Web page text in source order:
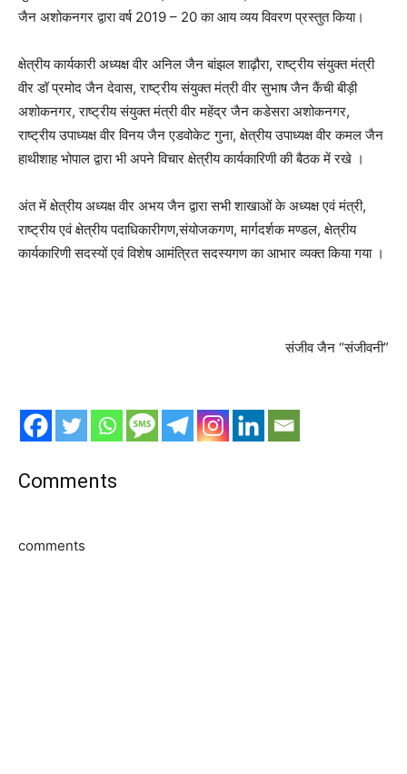
जैन अशोकनगर द्वारा वर्ष 2019 – 20 का आय व्यय विवरण प्रस्तुत किया।
क्षेत्रीय कार्यकारी अध्यक्ष वीर अनिल जैन बांझल शाढ़ौरा, राष्ट्रीय संयुक्त मंत्री
वीर डॉ प्रमोद जैन देवास, राष्ट्रीय संयुक्त मंत्री वीर सुभाष जैन कैंची बीड़ी
अशोकनगर, राष्ट्रीय संयुक्त मंत्री वीर महेंद्र जैन कडेसरा अशोकनगर,
राष्ट्रीय उपाध्यक्ष वीर विनय जैन एडवोकेट गुना, क्षेत्रीय उपाध्यक्ष वीर कमल जैन
हाथीशाह भोपाल द्वारा भी अपने विचार क्षेत्रीय कार्यकारिणी की बैठक में रखे ।
अंत में क्षेत्रीय अध्यक्ष वीर अभय जैन द्वारा सभी शाखाओं के अध्यक्ष एवं मंत्री,
राष्ट्रीय एवं क्षेत्रीय पदाधिकारीगण,संयोजकगण, मार्गदर्शक मण्डल, क्षेत्रीय
कार्यकारिणी सदस्यों एवं विशेष आमंत्रित सदस्यगण का आभार व्यक्त किया गया ।
संजीव जैन “संजीवनी”
Comments
comments